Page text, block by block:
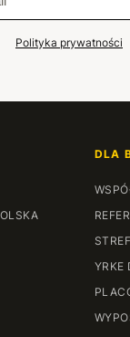
Polityka prywatności
DLA
YRKE